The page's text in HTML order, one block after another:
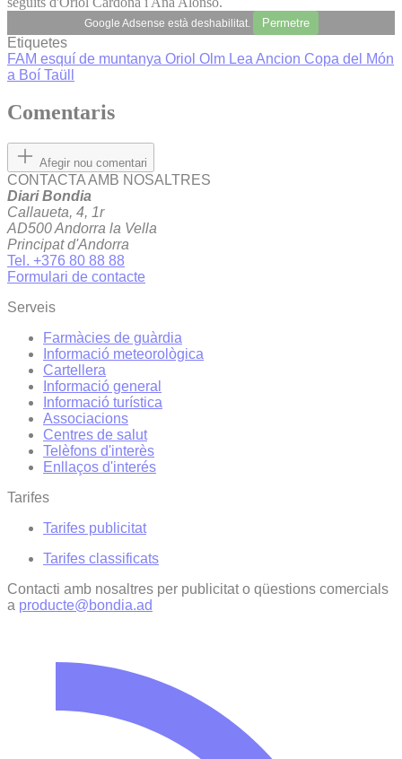
Google Adsense està deshabilitat. Permetre
Etiquetes
FAM esquí de muntanya Oriol Olm Lea Ancion Copa del Món
a Boí Taüll
Comentaris
Afegir nou comentari
CONTACTA AMB NOSALTRES
Diari Bondia
Callaueta, 4, 1r
AD500 Andorra la Vella
Principat d'Andorra
Tel. +376 80 88 88
Formulari de contacte
Serveis
Farmàcies de guàrdia
Informació meteorològica
Cartellera
Informació general
Informació turística
Associacions
Centres de salut
Telèfons d'interès
Enllaços d'interés
Tarifes
Tarifes publicitat
Tarifes classificats
Contacti amb nosaltres per publicitat o qüestions comercials
a producte@bondia.ad